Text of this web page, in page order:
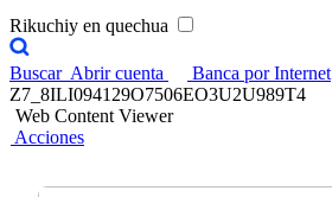
Rikuchiy en quechua
Buscar Abrir cuenta
Banca por Internet
Z7_8ILI094129O7506EO3U2U989T4
Web Content Viewer
Acciones